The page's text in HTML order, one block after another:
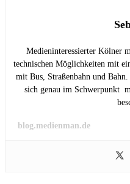
Medieninteressierter Kölner
technischen Möglichkeiten mit
mit Bus, Straßenbahn und
sich genau im Schwerpunkt
blog.medienman.de